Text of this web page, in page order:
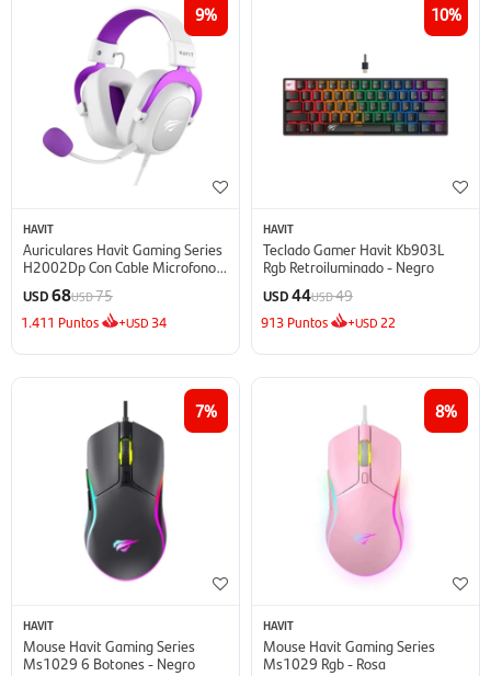
9
HAVIT
Auriculares Havit Gaming Series
H2002Dp Con Cable Microfono
Desmontable - Rosa
USD68USD75
1.411 Puntos +USD 34
10
HAVIT
Teclado Gamer Havit Kb903L
Rgb Retroiluminado - Negro
USD44USD49
913 Puntos +USD 22
7
HAVIT
Mouse Havit Gaming Series
Ms1029 6 Botones - Negro
8
HAVIT
Mouse Havit Gaming Series
Ms1029 Rgb - Rosa